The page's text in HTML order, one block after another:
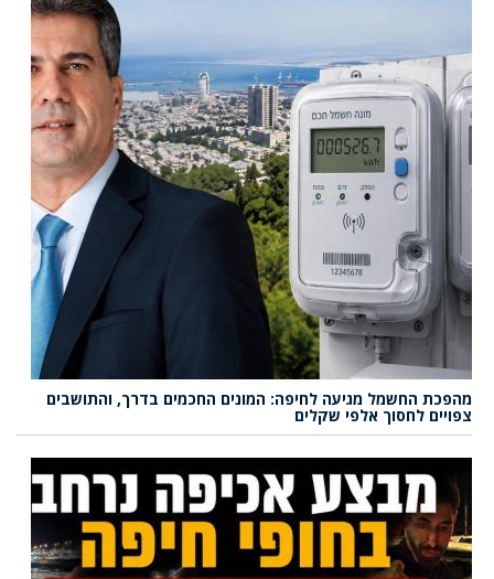
מהפכת החשמל מגיעה לחיפה: המונים החכמים בדרך, והתושבים
צפויים לחסוך אלפי שקלים